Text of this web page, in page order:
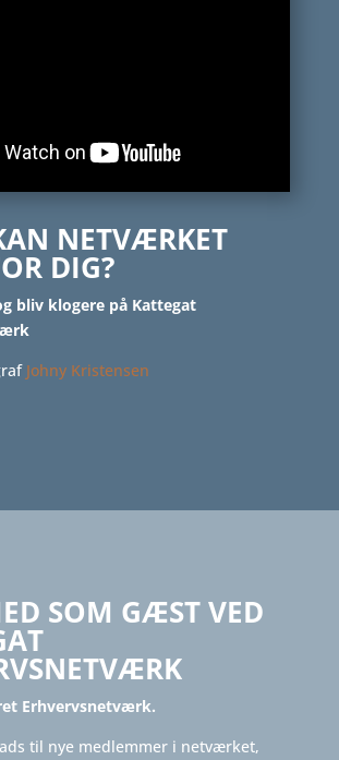
NETVÆRKET
DIG?
bliv klogere på Kattegat
Johny Kristensen
SOM GÆST VED
Erhvervsnetværk.
til nye medlemmer i netværket,